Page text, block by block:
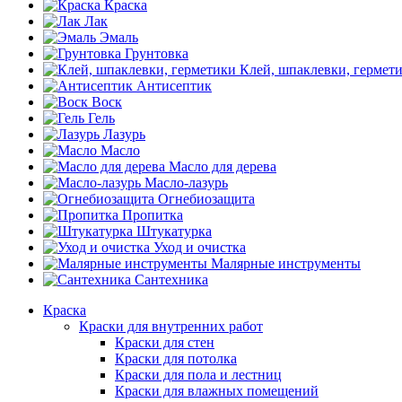
Краска
Лак
Эмаль
Грунтовка
Клей, шпаклевки,
Антисептик
Воск
Гель
Лазурь
Масло
Масло для дерева
Масло-лазурь
Огнебиозащита
Пропитка
Штукатурка
Уход и очистка
Малярные инструменты
Сантехника
Краска
Краски для внутренних работ
Краски для стен
Краски для потолка
Краски для пола и лестниц
Краски для влажных помещений